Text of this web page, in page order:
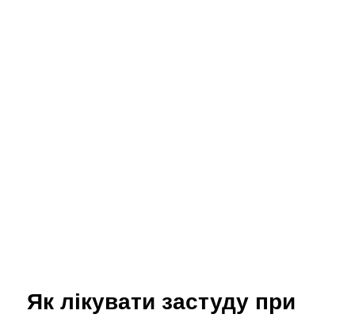
Як лікувати застуду при